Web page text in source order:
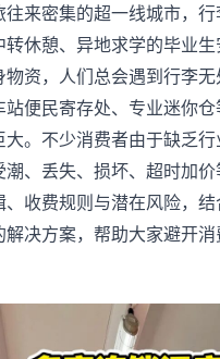
来密集的超一线城市，
休憩、异地求学的毕业
资，人们总会遇到行李
便民寄存处、专业迷你
。不少消费者由于缺乏
、丢失、损坏、超时加
收费规则与潜在风险，
决方案，帮助大家避开